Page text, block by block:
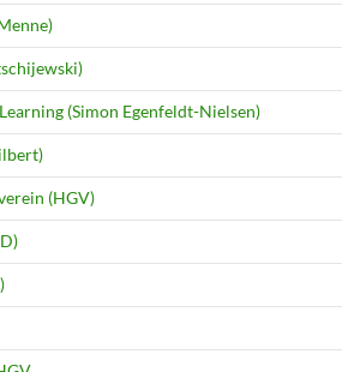
(Simon Egenfeldt-Nielsen)
(HGV)